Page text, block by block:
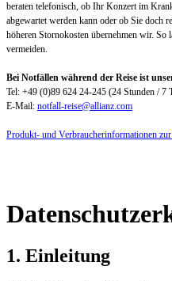
beraten telefonisch, ob Ihr Konzert im
abgewartet werden kann oder ob Sie doch
höheren Stornokosten übernehmen wir. So
vermeiden.
Bei Notfällen während der Reise ist
Tel: +49 (0)89 624 24-245 (24 Stunden / 7
E-Mail: notfall-reise@allianz.com
Produkt- und Verbraucherinformationen
1. Einleitung